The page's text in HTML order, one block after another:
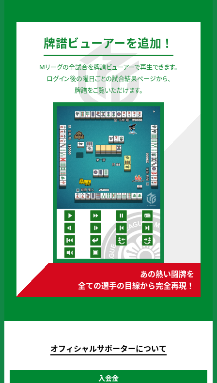
牌譜ビューアーを追加！
Mリーグの全試合を牌譜ビューアーで再生できます。
ログイン後の曜日ごとの試合結果ページから、
牌譜をご覧いただけます。
あの熱い闘牌を
全ての選手の目線から完全再現！
オフィシャルサポーターについて
入会金